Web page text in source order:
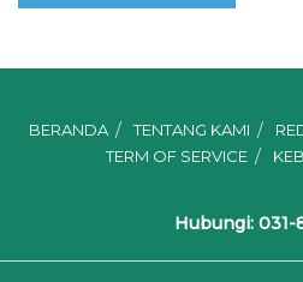
BERANDA TENTANG KAMI
TERM OF SERVICE
Hubungi: 031-